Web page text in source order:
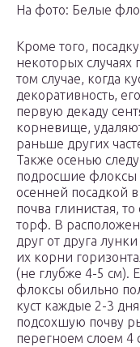
На фото: Белые
Кроме того,
некоторых
том случае, когда
декоративность,
первую декаду
корневище,
раньше других
Также осенью
подросшие флоксы
осенней посадкой
почва глинистая,
торф. В
друг от друга
их корни
(не глубже 4-5 см).
флоксы обильно
куст каждые 2-3
подсохшую почву
перегноем слоем 4